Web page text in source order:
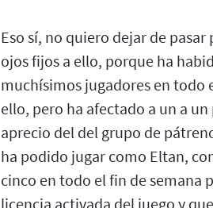
Eso sí, no quiero dejar de
ojos fijos a ello, porque ha
muchísimos jugadores en todo
ello, pero ha afectado a un a
aprecio del del grupo de
ha podido jugar como Eltan,
cinco en todo el fin de semana
licencia activada del juego y